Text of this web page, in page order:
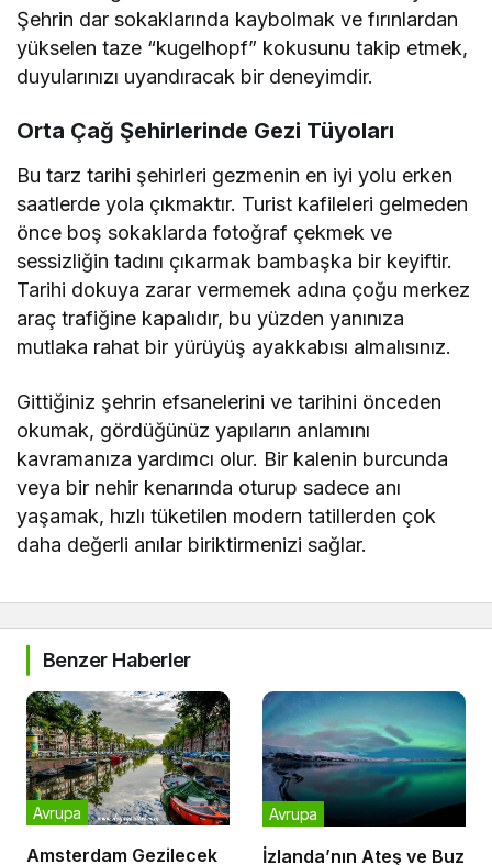
Şehrin dar sokaklarında kaybolmak ve fırınlardan
yükselen taze “kugelhopf” kokusunu takip etmek,
duyularınızı uyandıracak bir deneyimdir.
Orta Çağ Şehirlerinde Gezi Tüyoları
Bu tarz tarihi şehirleri gezmenin en iyi yolu erken
saatlerde yola çıkmaktır. Turist kafileleri gelmeden
önce boş sokaklarda fotoğraf çekmek ve
sessizliğin tadını çıkarmak bambaşka bir keyiftir.
Tarihi dokuya zarar vermemek adına çoğu merkez
araç trafiğine kapalıdır, bu yüzden yanınıza
mutlaka rahat bir yürüyüş ayakkabısı almalısınız.
Gittiğiniz şehrin efsanelerini ve tarihini önceden
okumak, gördüğünüz yapıların anlamını
kavramanıza yardımcı olur. Bir kalenin burcunda
veya bir nehir kenarında oturup sadece anı
yaşamak, hızlı tüketilen modern tatillerden çok
daha değerli anılar biriktirmenizi sağlar.
Benzer Haberler
Amsterdam Gezilecek
Avrupa
İzlanda’nın Ateş ve Buz
Avrupa